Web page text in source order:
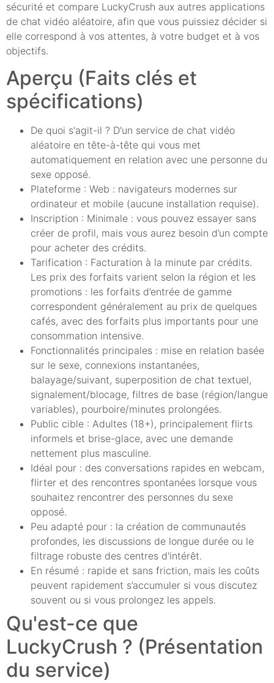
sécurité et compare LuckyCrush aux autres applications
de chat vidéo aléatoire, afin que vous puissiez décider si
elle correspond à vos attentes, à votre budget et à vos
objectifs.
Aperçu (Faits clés et
spécifications)
De quoi s'agit-il ? D'un service de chat vidéo
aléatoire en tête-à-tête qui vous met
automatiquement en relation avec une personne du
sexe opposé.
Plateforme : Web : navigateurs modernes sur
ordinateur et mobile (aucune installation requise).
Inscription : Minimale : vous pouvez essayer sans
créer de profil, mais vous aurez besoin d’un compte
pour acheter des crédits.
Tarification : Facturation à la minute par crédits.
Les prix des forfaits varient selon la région et les
promotions : les forfaits d’entrée de gamme
correspondent généralement au prix de quelques
cafés, avec des forfaits plus importants pour une
consommation intensive.
Fonctionnalités principales : mise en relation basée
sur le sexe, connexions instantanées,
balayage/suivant, superposition de chat textuel,
signalement/blocage, filtres de base (région/langue
variables), pourboire/minutes prolongées.
Public cible : Adultes (18+), principalement flirts
informels et brise-glace, avec une demande
nettement plus masculine.
Idéal pour : des conversations rapides en webcam,
flirter et des rencontres spontanées lorsque vous
souhaitez rencontrer des personnes du sexe
opposé.
Peu adapté pour : la création de communautés
profondes, les discussions de longue durée ou le
filtrage robuste des centres d'intérêt.
En résumé : rapide et sans friction, mais les coûts
peuvent rapidement s’accumuler si vous discutez
souvent ou si vous prolongez les appels.
Qu'est-ce que
LuckyCrush ? (Présentation
du service)